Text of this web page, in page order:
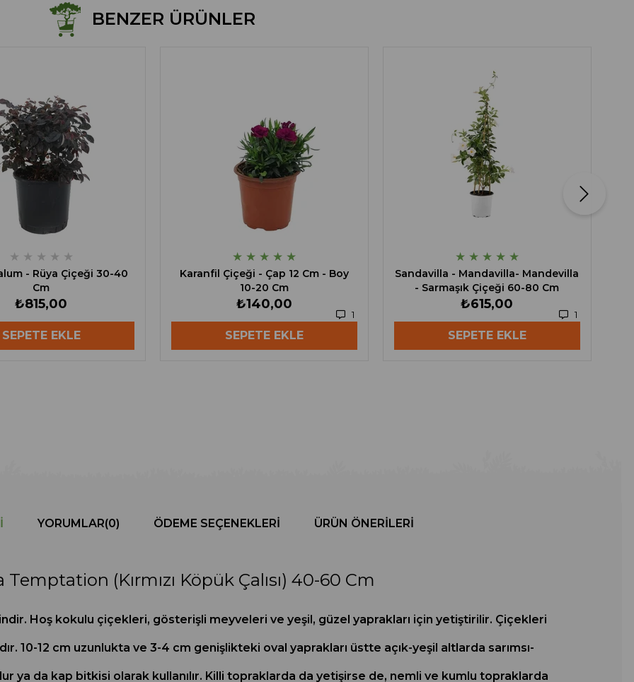
BENZER ÜRÜNLER
★ ★ ★ ★ ★
- Rüya Çiçeği 30-40
Cm
₺815,00
SEPETE EKLE
★ ★ ★ ★ ★
Karanfil Çiçeği - Çap 12 Cm - Boy
10-20 Cm
1
₺140,00
SEPETE EKLE
★ ★ ★ ★ ★
Sandavilla - Mandavilla- Mandevilla
- Sarmaşık Çiçeği 60-80 Cm
1
₺615,00
SEPETE EKLE
YORUMLAR(0) ÖDEME SEÇENEKLERI ÜRÜN ÖNERILERI
(Kırmızı Köpük Çalısı) 40-60 Cm
Hoş kokulu çiçekleri, gösterişli meyveleri ve yeşil, güzel yaprakları için yetiştirilir. Çiçekleri
10-12 cm uzunlukta ve 3-4 cm genişlikteki oval yaprakları üstte açık-yeşil altlarda sarımsı-
ya da kap bitkisi olarak kullanılır. Killi topraklarda da yetişirse de, nemli ve kumlu topraklarda